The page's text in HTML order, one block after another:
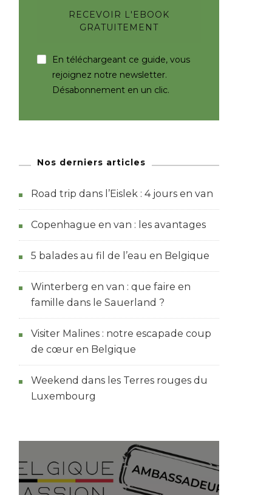
En téléchargeant ce guide, vous
rejoignez notre newsletter.
Désabonnement en un clic.
Nos derniers articles
Road trip dans l’Eislek : 4 jours en van
Copenhague en van : les avantages
5 balades au fil de l’eau en Belgique
Winterberg en van : que faire en
famille dans le Sauerland ?
Visiter Malines : notre escapade coup
de cœur en Belgique
Weekend dans les Terres rouges du
Luxembourg